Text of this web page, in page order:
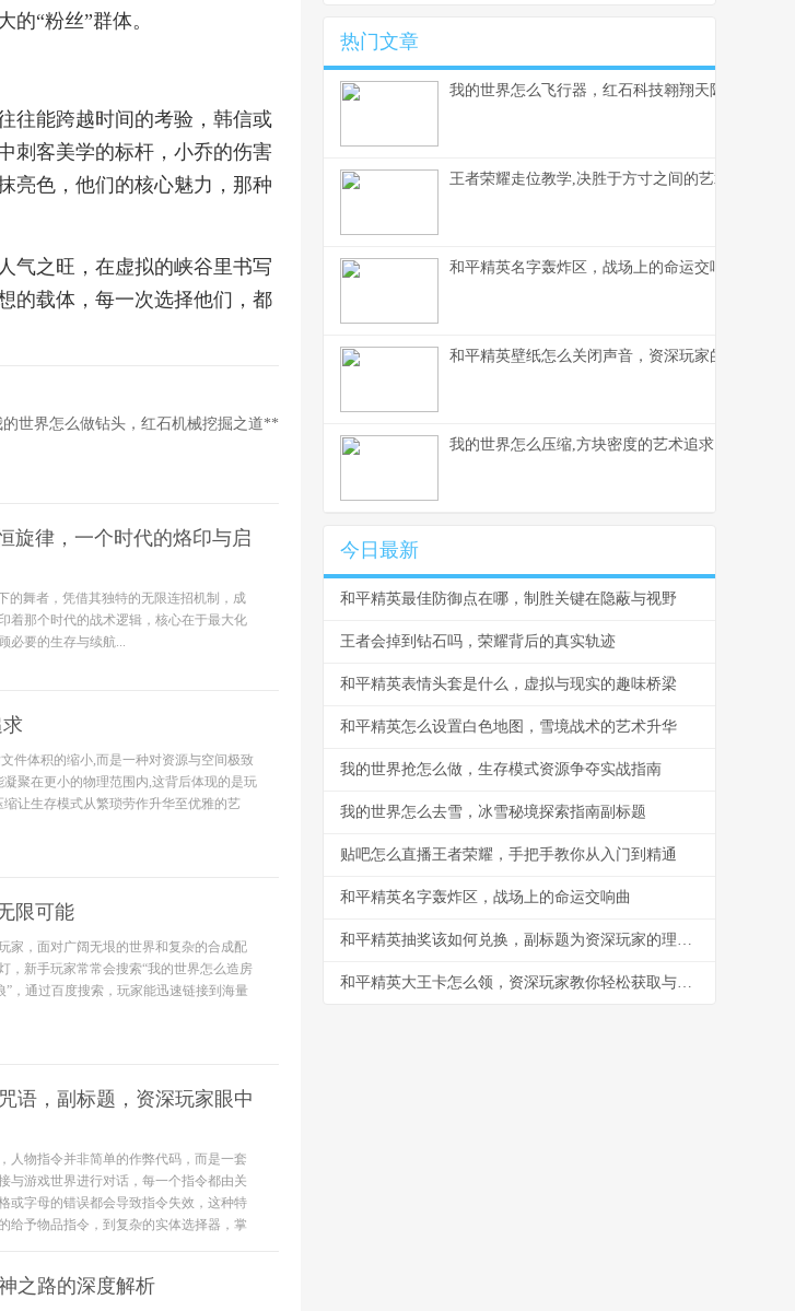
“粉丝”群体。
往能跨越时间的考验，韩信或
刺客美学的标杆，小乔的伤害
亮色，他们的核心魅力，那种
气之旺，在虚拟的峡谷里书写
的载体，每一次选择他们，都
世界怎么做钻头，红石机械挖掘之道**
旋律，一个时代的烙印与启
的舞者，凭借其独特的无限连招机制，成
着那个时代的战术逻辑，核心在于最大化
必要的生存与续航...
件体积的缩小,而是一种对资源与空间极致
聚在更小的物理范围内,这背后体现的是玩
让生存模式从繁琐劳作升华至优雅的艺
限可能
家，面对广阔无垠的世界和复杂的合成配
，新手玩家常常会搜索“我的世界怎么造房
”，通过百度搜索，玩家能迅速链接到海量
语，副标题，资深玩家眼中
人物指令并非简单的作弊代码，而是一套
与游戏世界进行对话，每一个指令都由关
或字母的错误都会导致指令失效，这种特
给予物品指令，到复杂的实体选择器，掌
之路的深度解析
热门文章
我的世界怎么飞行器，红石科技翱翔天际的奥秘
王者荣耀走位教学,决胜于方寸之间的艺术,副标题,
和平精英名字轰炸区，战场上的命运交响曲
和平精英壁纸怎么关闭声音，资深玩家的静音美
我的世界怎么压缩,方块密度的艺术追求
今日最新
和平精英最佳防御点在哪，制胜关键在隐蔽与视野
王者会掉到钻石吗，荣耀背后的真实轨迹
和平精英表情头套是什么，虚拟与现实的趣味桥梁
和平精英怎么设置白色地图，雪境战术的艺术升华
我的世界抢怎么做，生存模式资源争夺实战指南
我的世界怎么去雪，冰雪秘境探索指南副标题
贴吧怎么直播王者荣耀，手把手教你从入门到精通
和平精英名字轰炸区，战场上的命运交响曲
和平精英抽奖该如何兑换，副标题为资深玩家的理性抉择指南
和平精英大王卡怎么领，资深玩家教你轻松获取与高效使用